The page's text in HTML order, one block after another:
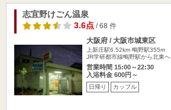
志宜野けごん温泉
3.6点/ 68 件
大阪府 / 大阪市城東区
上新庄駅6.52km 鴫野駅355m
JR学研都市線鴫野駅から北東へ
営業時間 15:00～22:30
入浴料金 600円～
日帰り カップル